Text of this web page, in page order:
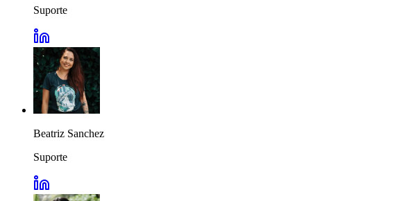
Suporte
Beatriz Sanchez
Suporte